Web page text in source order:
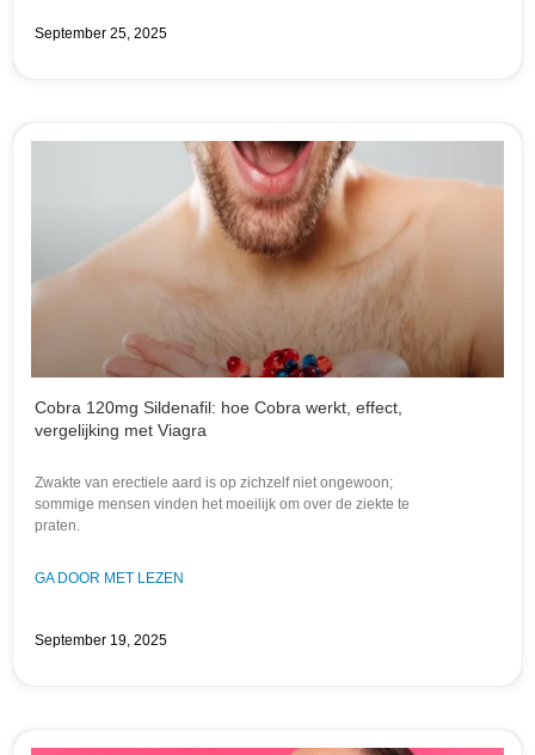
September 25, 2025
Cobra 120mg Sildenafil: hoe Cobra werkt, effect,
vergelijking met Viagra
Zwakte van erectiele aard is op zichzelf niet ongewoon;
sommige mensen vinden het moeilijk om over de ziekte te
praten.
GA DOOR MET LEZEN
September 19, 2025